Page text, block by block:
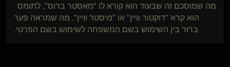
מה שמוסכם זה שבעוד הוא קורא לו "מאסטר ברוס", לתומס
הוא קרא "דוקטור וויין" או "מיסטר וויין". מה שמראה פער
ברור בין השימוש בשם המשפחה לשימוש בשם הפרטי.